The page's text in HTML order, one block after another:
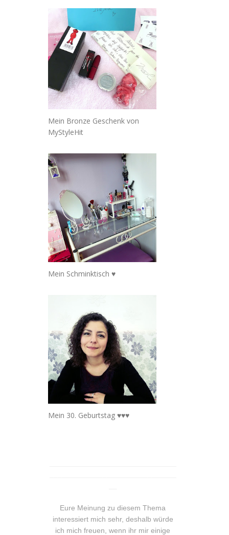
Mein Bronze Geschenk von
MyStyleHit
Mein Schminktisch ♥
Mein 30. Geburtstag ♥♥♥
Eure Meinung zu diesem Thema
interessiert mich sehr, deshalb würde
ich mich freuen, wenn ihr mir einige